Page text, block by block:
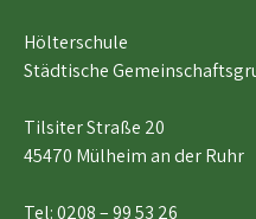
Hölterschule
Städtische
Tilsiter Straße 20
45470 Mülheim an der Ruhr
Tel:0208 – 99 53 26